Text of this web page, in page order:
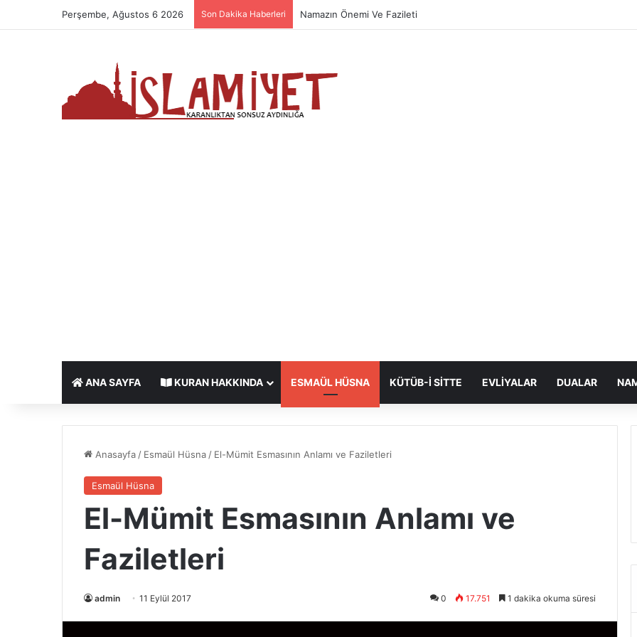
Perşembe, Ağustos 6 2026 Son Dakika Haberleri Namazın Önemi Ve Fazileti
ANA SAYFA KURAN HAKKINDA ESMAÜL HÜSNA KÜTÜB-I SITTE EVLIYALAR DUALAR
Anasayfa / Esmaül Hüsna / El-Mümit Esmasının Anlamı ve Faziletleri
Esmaül Hüsna
El-Mümit Esmasının Anlamı ve
Faziletleri
admin 11 Eylül 2017 0 17.751 1 dakika okuma süresi